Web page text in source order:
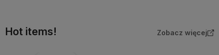
Hot items! Zobacz więcej